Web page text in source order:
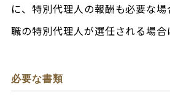
に、特別代理人の報酬も必要な
職の特別代理人が選任される場合
必要な書類